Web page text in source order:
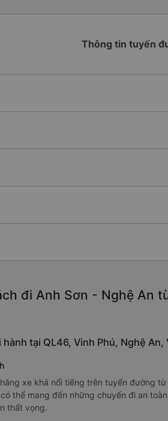
Thông tin tuyến
đi Anh Sơn - Nghệ An
hành tại QL46, Vinh Phú, Nghệ
xe khá nổi tiếng trên tuyến đường
thể mang đến những chuyến đi an
thất vọng.